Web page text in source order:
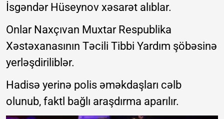
İsgəndər Hüseynov xəsarət alıblar.
Onlar Naxçıvan Muxtar Respublika
Xəstəxanasının Təcili Tibbi Yardım şöbəsinə
yerləşdiriliblər.
Hadisə yerinə polis əməkdaşları cəlb
olunub, faktl bağlı araşdırma aparılır.